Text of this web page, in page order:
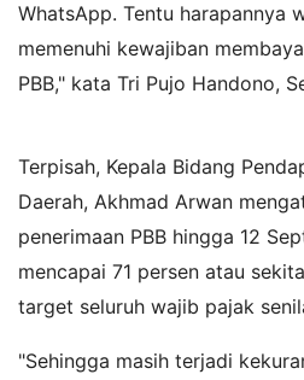
WhatsApp. Tentu harapannya
memenuhi kewajiban
PBB," kata Tri Pujo Handono,
Terpisah, Kepala Bidang
Daerah, Akhmad Arwan
penerimaan PBB hingga 12
mencapai 71 persen atau
target seluruh wajib pajak
"Sehingga masih terjadi